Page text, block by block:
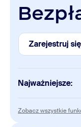
Zarejestruj się
Najważniejsze:
Zobacz wszystkie